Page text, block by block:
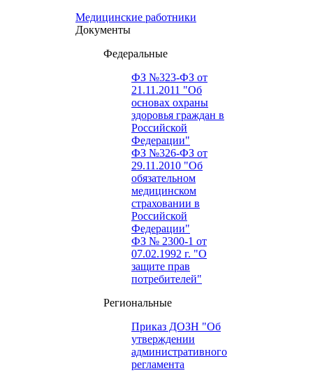
Медицинские работники
Документы
Федеральные
ФЗ №323-ФЗ от
21.11.2011 "Об
основах охраны
здоровья граждан в
Российской
Федерации"
ФЗ №326-ФЗ от
29.11.2010 "Об
обязательном
медицинском
страховании в
Российской
Федерации"
ФЗ № 2300-1 от
07.02.1992 г. "О
защите прав
потребителей"
Региональные
Приказ ДОЗН "Об
утверждении
административного
регламента